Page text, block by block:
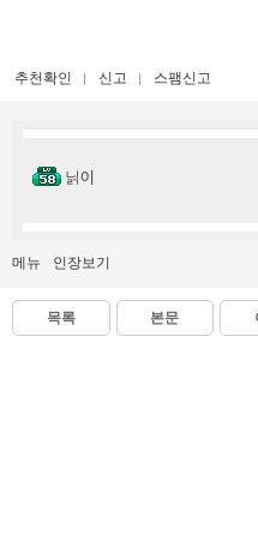
추천확인 신고 스팸신고
닑이
메뉴 인장보기
목록 본문